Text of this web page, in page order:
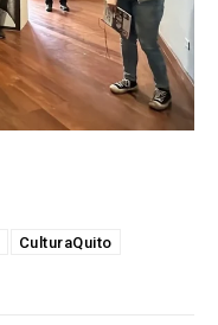
CulturaQuito